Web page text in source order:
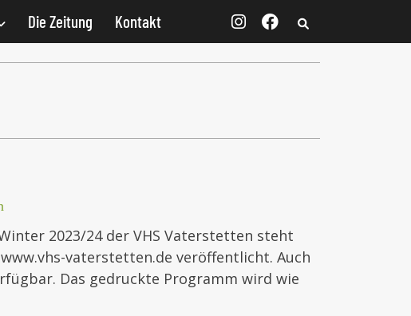
Die Zeitung Kontakt
2023/24 der VHS Vaterstetten steht
vaterstetten.de veröffentlicht. Auch
Das gedruckte Programm wird wie